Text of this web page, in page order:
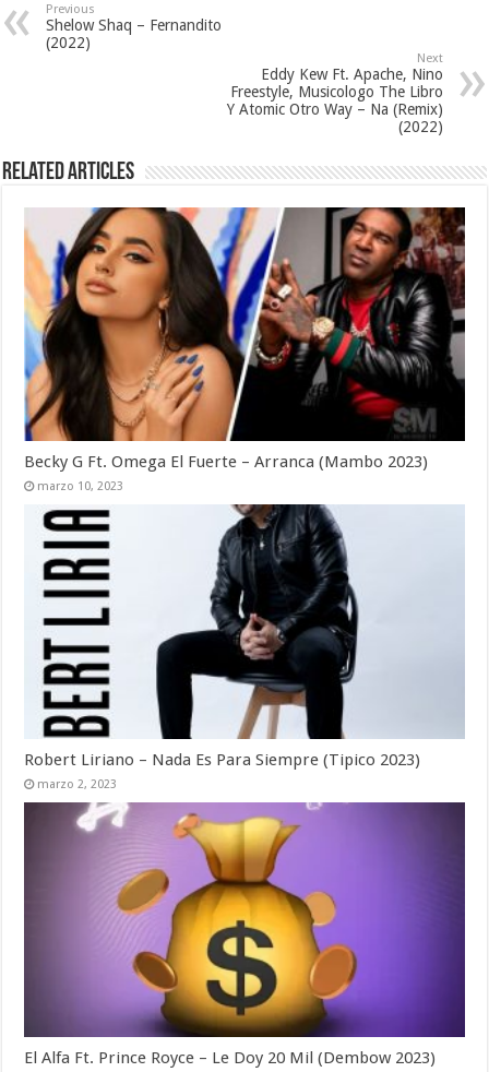
Previous
Shelow Shaq – Fernandito
(2022)
Next
Eddy Kew Ft. Apache, Nino
Freestyle, Musicologo The Libro
Y Atomic Otro Way – Na (Remix)
(2022)
Related Articles
Becky G Ft. Omega El Fuerte – Arranca (Mambo 2023)
marzo 10, 2023
Robert Liriano – Nada Es Para Siempre (Tipico 2023)
marzo 2, 2023
El Alfa Ft. Prince Royce – Le Doy 20 Mil (Dembow 2023)